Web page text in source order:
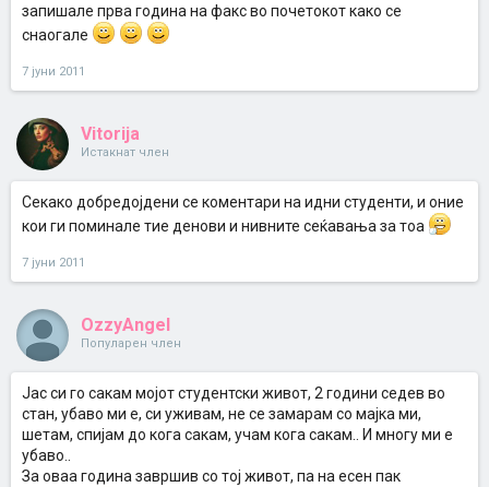
запишале прва година на факс во почетокот како се
снаогале
7 јуни 2011
Vitorija
Истакнат член
Секако добредојдени се коментари на идни студенти, и оние
кои ги поминале тие денови и нивните сеќавања за тоа
7 јуни 2011
OzzyAngel
Популарен член
Јас си го сакам мојот студентски живот, 2 години седев во
стан, убаво ми е, си уживам, не се замарам со мајка ми,
шетам, спијам до кога сакам, учам кога сакам.. И многу ми е
убаво..
За оваа година завршив со тој живот, па на есен пак